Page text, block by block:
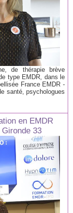
de thérapie brève
type EMDR, dans le
France EMDR -
santé, psychologues
en EMDR
33